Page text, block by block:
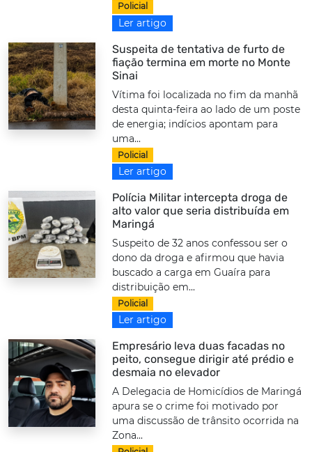
Policial
Ler artigo
Suspeita de tentativa de furto de
fiação termina em morte no Monte
Sinai
Vítima foi localizada no fim da manhã
desta quinta-feira ao lado de um poste
de energia; indícios apontam para
uma...
Policial
Ler artigo
Polícia Militar intercepta droga de
alto valor que seria distribuída em
Maringá
Suspeito de 32 anos confessou ser o
dono da droga e afirmou que havia
buscado a carga em Guaíra para
distribuição em...
Policial
Ler artigo
Empresário leva duas facadas no
peito, consegue dirigir até prédio e
desmaia no elevador
A Delegacia de Homicídios de Maringá
apura se o crime foi motivado por
uma discussão de trânsito ocorrida na
Zona...